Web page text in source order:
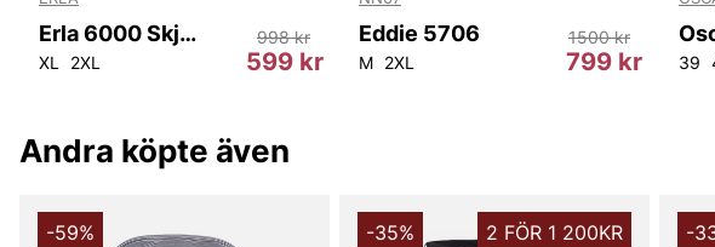
Erla 6000 Skjorta
XL 2XL 599 kr
998 kr Eddie 5706
M 2XL 799 kr
1500 kr
39
Andra köpte även
-59% -35% 2 FÖR 1 200KR -